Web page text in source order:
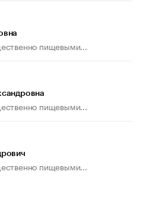
пищевыми...
пищевыми...
пищевыми...